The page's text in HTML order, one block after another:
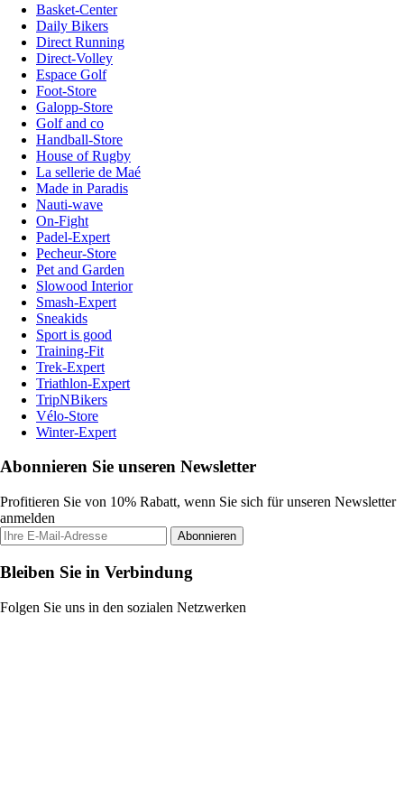
Basket-Center
Daily Bikers
Direct Running
Direct-Volley
Espace Golf
Foot-Store
Galopp-Store
Golf and co
Handball-Store
House of Rugby
La sellerie de Maé
Made in Paradis
Nauti-wave
On-Fight
Padel-Expert
Pecheur-Store
Pet and Garden
Slowood Interior
Smash-Expert
Sneakids
Sport is good
Training-Fit
Trek-Expert
Triathlon-Expert
TripNBikers
Vélo-Store
Winter-Expert
Abonnieren Sie unseren Newsletter
Profitieren Sie von 10% Rabatt, wenn Sie sich für unseren Newsletter
anmelden
Abonnieren
Bleiben Sie in Verbindung
Folgen Sie uns in den sozialen Netzwerken